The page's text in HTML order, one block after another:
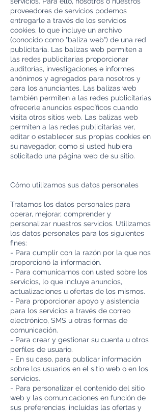
proveedores de servicios podemos
entregarle a través de los servicios
cookies, lo que incluye un archivo
(conocido como "baliza web") de una red
publicitaria. Las balizas web permiten a
las redes publicitarias proporcionar
auditorías, investigaciones e informes
anónimos y agregados para nosotros y
para los anunciantes. Las balizas web
también permiten a las redes publicitarias
ofrecerle anuncios específicos cuando
visita otros sitios web. Las balizas web
permiten a las redes publicitarias ver,
editar o establecer sus propias cookies en
su navegador, como si usted hubiera
solicitado una página web de su sitio.
Cómo utilizamos sus datos personales
Tratamos los datos personales para
operar, mejorar, comprender y
personalizar nuestros servicios. Utilizamos
los datos personales para los siguientes
fines:
- Para cumplir con la razón por la que nos
proporcionó la información.
- Para comunicarnos con usted sobre los
servicios, lo que incluye anuncios,
actualizaciones u ofertas de los mismos.
- Para proporcionar apoyo y asistencia
para los servicios a través de correo
electrónico, SMS u otras formas de
comunicación.
- Para crear y gestionar su cuenta u otros
perfiles de usuario.
- En su caso, para publicar información
sobre los usuarios en el sitio web o en los
servicios.
- Para personalizar el contenido del sitio
web y las comunicaciones en función de
sus preferencias, incluidas las ofertas y